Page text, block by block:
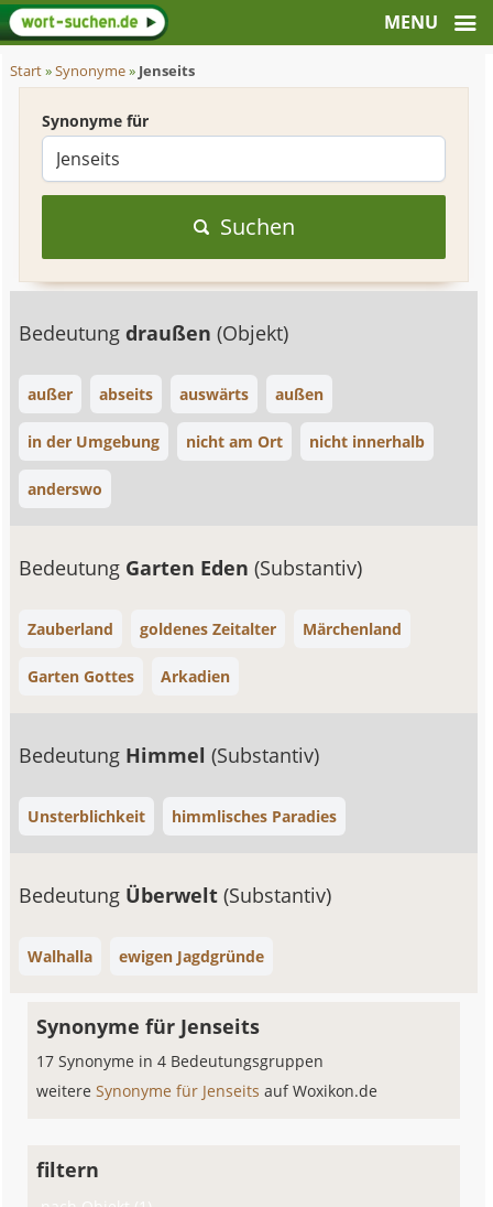
Start»Synonyme» Jenseits
Synonyme für
Suchen
Bedeutungdraußen(Objekt)
außer abseits auswärts außen
in der Umgebung nicht am Ort nicht innerhalb
anderswo
Bedeutung Garten Eden(Substantiv)
Zauberland goldenes Zeitalter Märchenland
Garten Gottes Arkadien
Bedeutung Himmel(Substantiv)
Unsterblichkeit himmlisches Paradies
Bedeutung Überwelt(Substantiv)
Walhalla ewigen Jagdgründe
Synonyme für Jenseits
17 Synonyme in 4 Bedeutungsgruppen
weitereSynonyme für Jenseitsauf Woxikon.de
filtern